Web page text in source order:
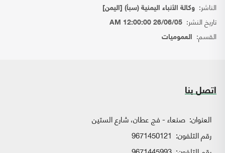
الناشر: وكالة الأنباء اليمنية (سبأ) [اليمن]
تاريخ النشر: 26/06/05 12:00:00 AM
القسم: العموميات
اتصل بنا
العنوان: صنعاء - فج عطان، شارع الستين
رقم التلفون: 9671450121